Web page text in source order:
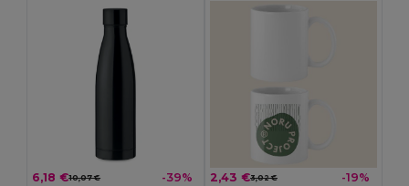
6,18 €10,07 € -39% 2,43 €3,02 € -19%